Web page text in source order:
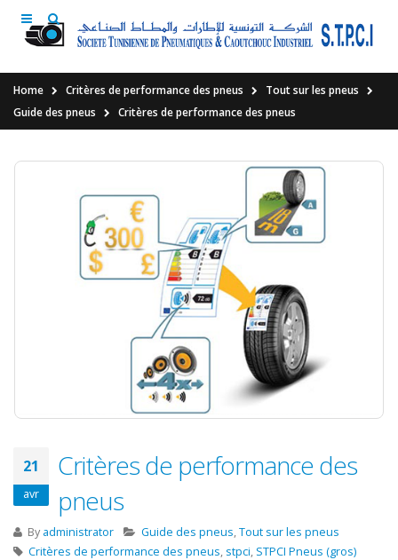
Home Critères de performance des pneus
Tout sur les pneus
Guide des pneus
Critères de performance des pneus
21
avr
Critères de performance des
pneus
By administrator Guide des pneus,Tout sur les pneus
Critères de performance des pneus, stpci, STPCI Pneus (gros)